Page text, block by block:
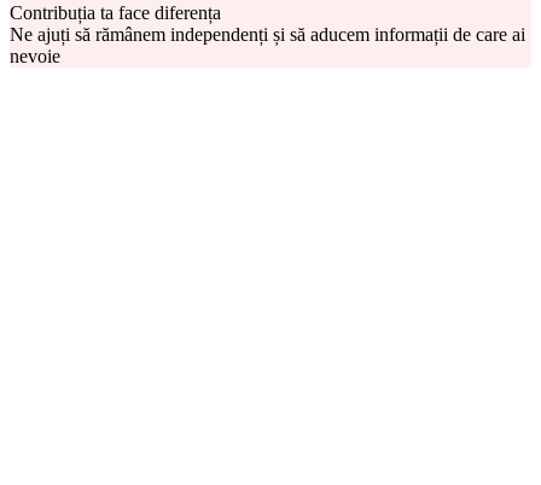
Contribuția ta face diferența
Ne ajuți să rămânem independenți și să aducem informații de care ai
nevoie